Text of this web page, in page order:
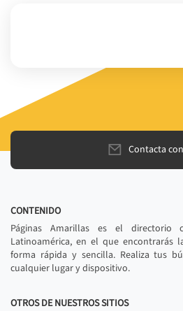
Contacta
CONTENIDO
Páginas Amarillas es el directorio
Latinoamérica, en el que encontrarás
forma rápida y sencilla. Realiza tus
cualquier lugar y dispositivo.
OTROS DE NUESTROS SITIOS